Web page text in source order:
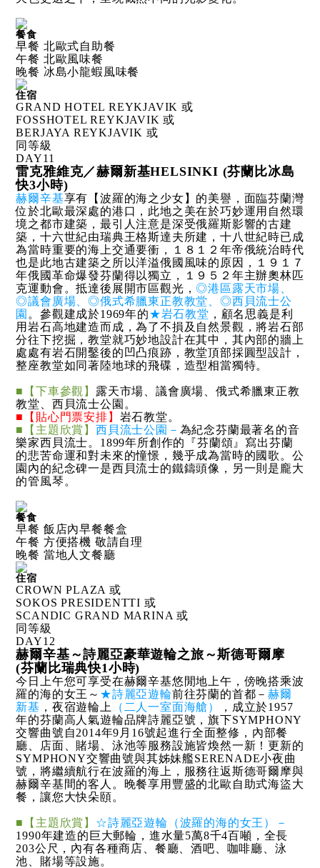
餐食
早餐 北歐式自助餐
午餐 北歐風味餐
晚餐 冰島小龍蝦風味餐
住宿
GRAND HOTEL REYKJAVIK 或
FOSSHOTEL REYKJAVIK 或
BERJAYA REYKJAVIK 或
同等級
DAY11
雷克雅維克／赫爾新基HELSINKI (芬蘭比冰島
快3小時)
赫爾辛基享有【波羅的海之少女】的美譽，面臨芬蘭灣
位於北歐最深處的港口，此地之美在於巧妙運用自然環
境之都市建築，最引人注意是深受俄羅斯影響的古建
築，十六世紀由瑞典王格斯達夫所建，十八世紀時已成
為當時重要的海上交通要衝，１８１２年帝俄統治時代
也是此地古建築之所以洋溢俄國風味的原因，１９１７
年俄國革命爆發芬蘭得以獨立，１９５２年主辦奧林匹
克運動會。抵達後展開市區觀光，◎港區露天市場、
◎議會廣場、◎俄式希臘東正教教堂、◎西貝流士公
園 。參觀建成於1969年的★岩石教堂 ，顧名思義是利
用岩石高地建造而成，為了不損及自然景觀，將岩石部
分往下挖掘，教堂就巧妙地設計在其中，其內部的牆上
處處有岩石開鑿後的凹凸痕跡，教堂頂部採圓型設計，
整座教堂如同著陸地球的飛碟，造型相當獨特。
■【下車參觀】 露天市場、議會廣場、俄式希臘東正教
教堂、西貝流士公園。
■【貼心門票安排】 岩石教堂。
■【主題欣賞】西貝流士公園 － 為紀念芬蘭最著名的音
樂家西貝流士。1899年所創作的『芬蘭頌』寫出芬蘭
的悲苦命運和對未來的憧憬，幾乎成為當時的國歌。公
園內的紀念碑一是西貝流士的鐵鑄頭像，另一則是龐大
的管風琴。
餐食
早餐 飯店內早餐餐盒
午餐 方便搭機 敬請自理
晚餐 當地人文餐廳
住宿
CROWN PLAZA 或
SOKOS PRESIDENTTI 或
SCANDIC GRAND MARINA 或
同等級
DAY12
赫爾辛基～詩麗亞豪華遊輪之旅～斯德哥爾摩
(芬蘭比瑞典快1小時)
今日上午您可享受在赫爾辛基悠閒地上午，傍晚搭乘波
羅的海的女王～ ★詩麗亞遊輪前往芬蘭的首都－赫爾
新基 ，夜宿遊輪上 （二人一室面海艙）
，成立於1957
年的芬蘭高人氣遊輪品牌詩麗亞號，旗下SYMPHONY
交響曲號自2014年9月16號起進行全面整修，內部餐
廳、店面、賭場、泳池等服務設施皆煥然一新！更新的
SYMPHONY交響曲號與其姊妹艦SERENADE小夜曲
號，將繼續航行在波羅的海上，服務往返斯德哥爾摩與
赫爾辛基間的客人。晚餐享用豐盛的北歐自助式海盜大
餐，讓您大快朵頤。
■【主題欣賞】 ☆詩麗亞遊輪（波羅的海的女王）－
1990年建造的巨大郵輪，進水量5萬8千4百噸，全長
203公尺，內有各種商店、餐廳、酒吧、咖啡廳、泳
池、賭場等設施。